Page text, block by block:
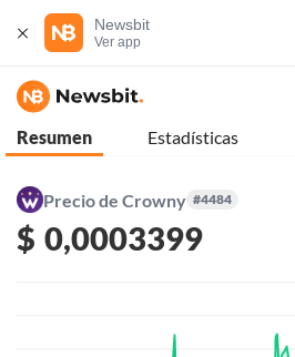
Newsbit
Ver app
Resumen Estadísticas
Precio de Crowny #4484
$ 0,0003399